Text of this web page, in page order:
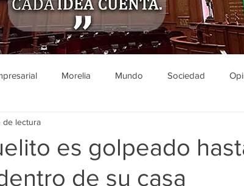
Morelia Mundo Sociedad
Entretenimiento
Salud Gobierno Guanajuato
es golpeado
de su casa
de lectura